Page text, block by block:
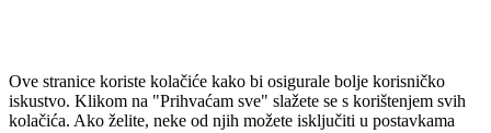
Ove stranice koriste kolačiće kako bi osigurale bolje korisničko
iskustvo. Klikom na "Prihvaćam sve" slažete se s korištenjem svih
kolačića. Ako želite, neke od njih možete isključiti u postavkama